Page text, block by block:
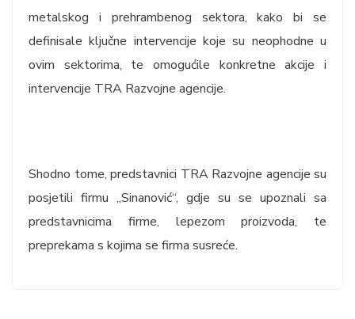
metalskog i prehrambenog sektora, kako bi se
definisale ključne intervencije koje su neophodne u
ovim sektorima, te omogućile konkretne akcije i
intervencije TRA Razvojne agencije.
Shodno tome, predstavnici TRA Razvojne agencije su
posjetili firmu „Sinanović“, gdje su se upoznali sa
predstavnicima firme, lepezom proizvoda, te
preprekama s kojima se firma susreće.